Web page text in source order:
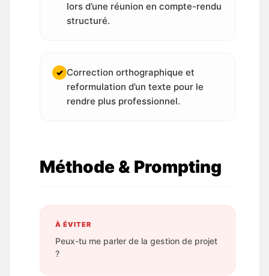
lors d’une réunion en compte-rendu
structuré.
✓ Correction orthographique et
reformulation d’un texte pour le
rendre plus professionnel.
Méthode & Prompting
À ÉVITER
Peux-tu me parler de la gestion de projet
?